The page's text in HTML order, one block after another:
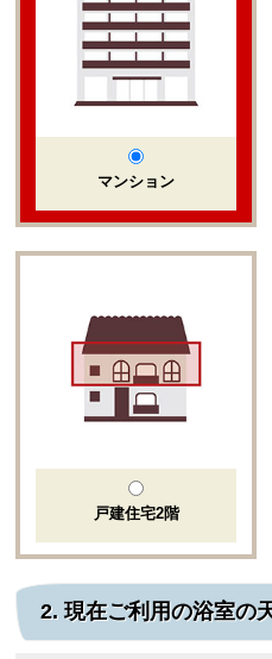
マンション
戸建住宅2階
2. 現在ご利用の浴室の